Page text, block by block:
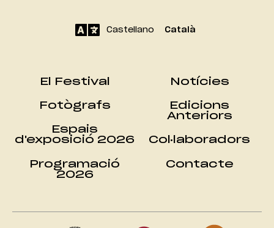
Castellano Català
El Festival
Fotògrafs
Espais
d'exposició 2026
Programació
2026
Notícies
Edicions
Anteriors
Col·laboradors
Contacte